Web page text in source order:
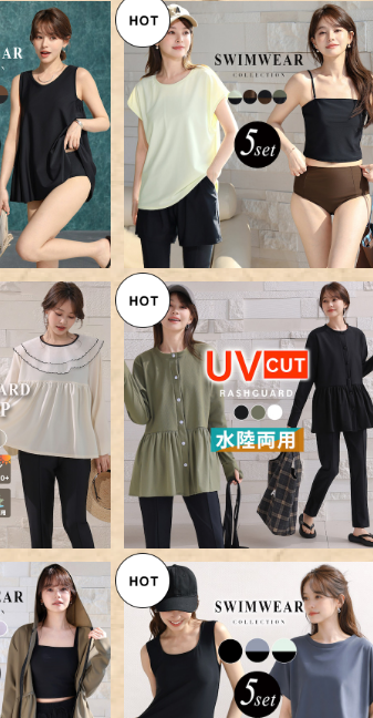
カバー レデ
イン レギン
hys3342
【宅配便】水着 体型カバー レデ
ィース ラッシュガード キャミキ
ニ 5点セット／hys3339
¥9,960
ト率 99%以
シュガード
え UV 上下
【メール便】ペプラム リブ ラッシ
ュガード セットアップ 上下セッ
ト UV／rashguard091
¥7,960
率 99%以上
ィース ラッ
ト／hys341
【宅配便】水着 体型カバー レデ
ィース ラッシュガード トップス
半袖 ブラ一体型 5点セット／hy
s3338
¥10,760